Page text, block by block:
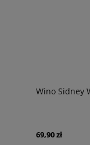
Wino Sidney
69,90 zł